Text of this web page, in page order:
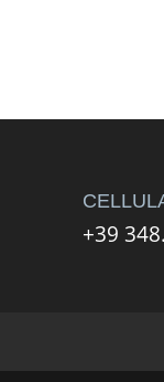
+39